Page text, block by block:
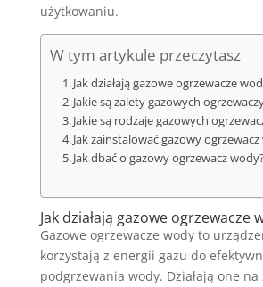
użytkowaniu.
W tym artykule przeczytasz
Jak działają gazowe ogrzewacze
Jakie są zalety gazowych
Jakie są rodzaje gazowych
Jak zainstalować gazowy
Jak dbać o gazowy ogrzewacz
Jak działają gazowe ogrzewacze
Gazowe ogrzewacze wody to
korzystają z energii gazu do
podgrzewania wody. Działają one na